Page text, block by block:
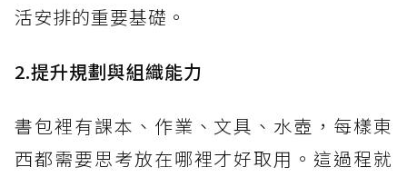
活安排的重要基礎。
2.提升規劃與組織能力
書包裡有課本、作業、文具、水壺，每樣東
西都需要思考放在哪裡才好取用。這過程就